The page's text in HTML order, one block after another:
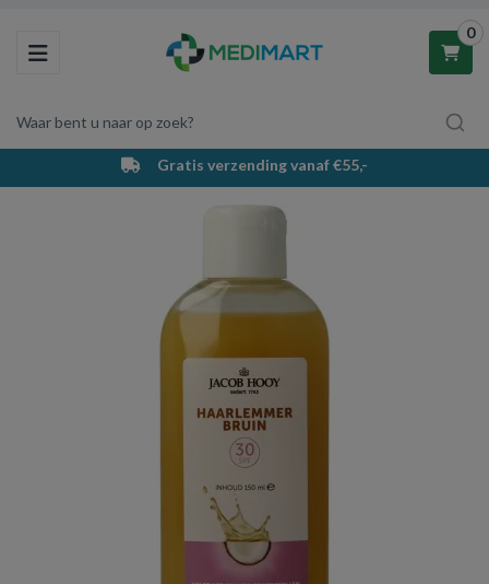
Toggle navigation
Waar bent u naar op zoek?
0
Winkelwagen
Uw winkelwagen is leeg.
Vul hem met producten.
Gratis verzending vanaf €55,-